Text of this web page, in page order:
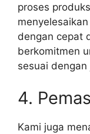
proses
dengan cepat
berkomitmen
sesuai
4.
Kami juga